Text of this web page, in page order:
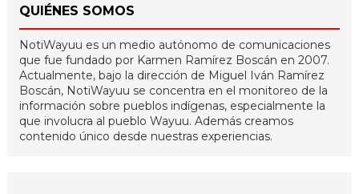
QUIÉNES SOMOS
NotiWayuu es un medio autónomo de comunicaciones
que fue fundado por Karmen Ramírez Boscán en 2007.
Actualmente, bajo la dirección de Miguel Iván Ramírez
Boscán, NotiWayuu se concentra en el monitoreo de la
información sobre pueblos indígenas, especialmente la
que involucra al pueblo Wayuu. Además creamos
contenido único desde nuestras experiencias.